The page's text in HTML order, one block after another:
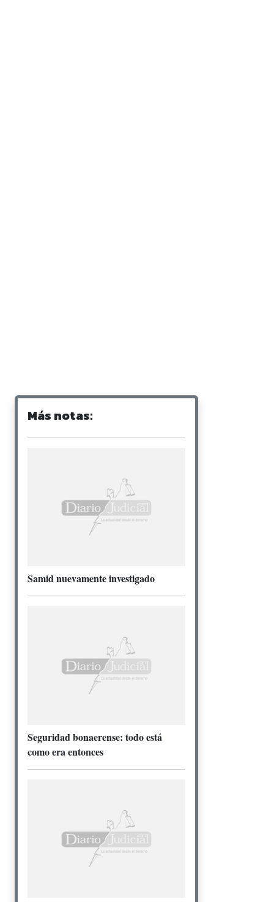
Más notas:
Samid nuevamente investigado
Seguridad bonaerense: todo está
como era entonces